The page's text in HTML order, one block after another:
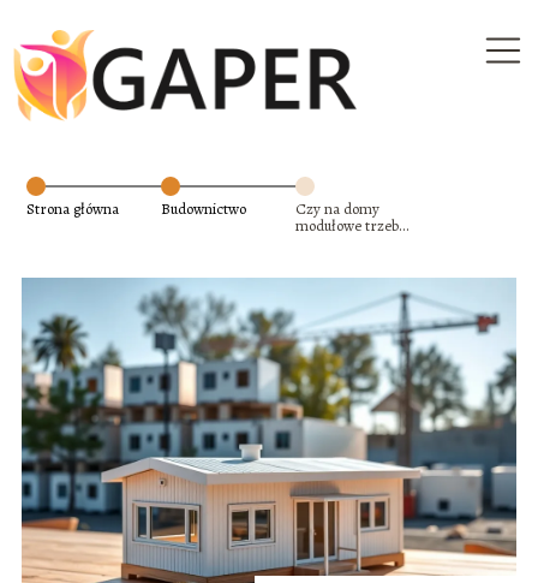
Strona główna Budownictwo
Czy na domy
modułowe trzeba